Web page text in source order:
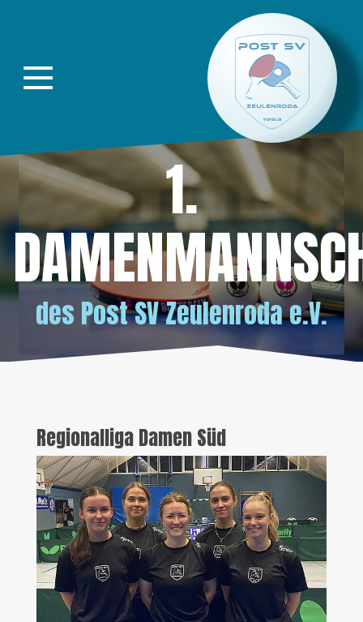
Direkt zur Hauptnavigation springen
1.
des Post SV Zeulenroda e.V.
Regionalliga Damen Süd